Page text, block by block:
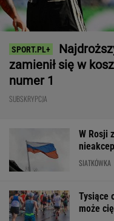
zamienił się w
numer 1
SUBSKRYPCJA
W Rosji
SIATKÓWKA
Tysiące
może